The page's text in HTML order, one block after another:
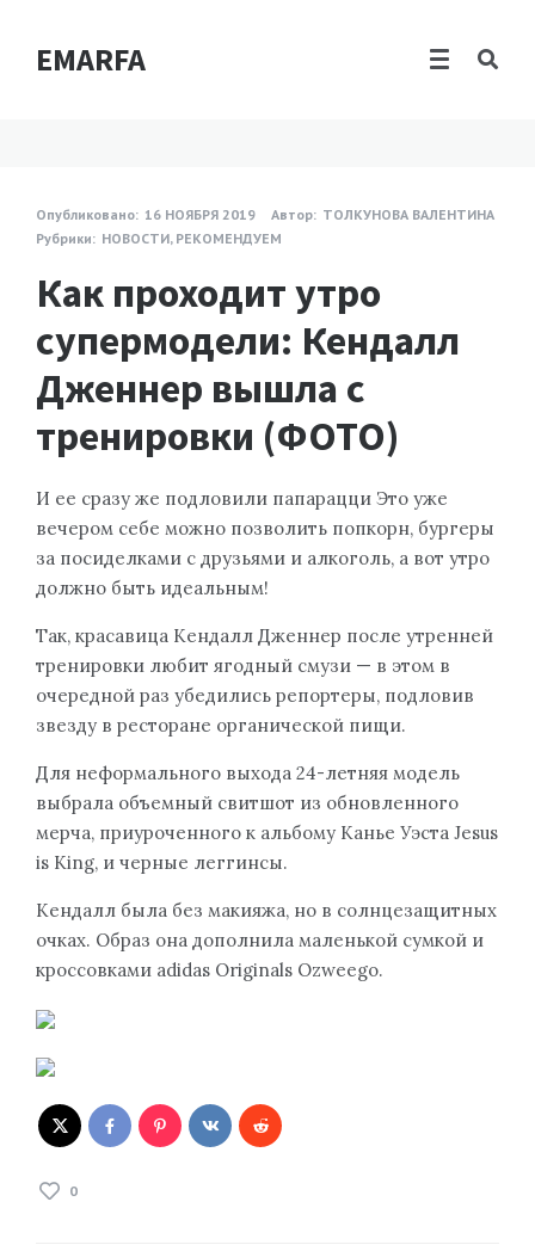
EMARFA
Опубликовано: 16 НОЯБРЯ 2019 Автор: ТОЛКУНОВА ВАЛЕНТИНА
Рубрики: НОВОСТИ, РЕКОМЕНДУЕМ
Как проходит утро
супермодели: Кендалл
Дженнер вышла с
тренировки (ФОТО)
И ее сразу же подловили папарацци Это уже
вечером себе можно позволить попкорн, бургеры
за посиделками с друзьями и алкоголь, а вот утро
должно быть идеальным!
Так, красавица Кендалл Дженнер после утренней
тренировки любит ягодный смузи — в этом в
очередной раз убедились репортеры, подловив
звезду в ресторане органической пищи.
Для неформального выхода 24-летняя модель
выбрала объемный свитшот из обновленного
мерча, приуроченного к альбому Канье Уэста Jesus
is King, и черные леггинсы.
Кендалл была без макияжа, но в солнцезащитных
очках. Образ она дополнила маленькой сумкой и
кроссовками adidas Originals Ozweego.
0